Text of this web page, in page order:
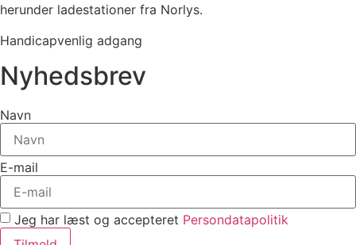
herunder ladestationer fra Norlys.
Handicapvenlig adgang
Nyhedsbrev
Navn
E-mail
Jeg har læst og accepteret Persondatapolitik